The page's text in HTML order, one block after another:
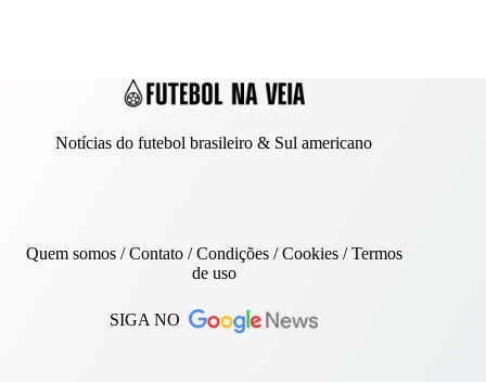
Notícias do futebol brasileiro & Sul americano
Quem somos/Contato/ Condições /Cookies/Termos
de uso
SIGA NO